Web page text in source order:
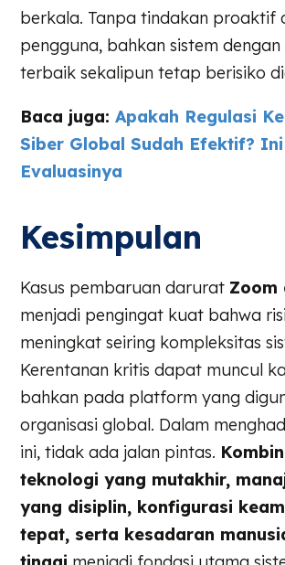
berkala. Tanpa tindakan proaktif
pengguna, bahkan sistem
terbaik sekalipun tetap berisiko
Baca juga:Apakah Regulasi
Siber Global Sudah Efektif? Ini
Evaluasinya
Kesimpulan
Kasus pembaruan darurat Zoom
menjadi pengingat kuat bahwa
meningkat seiring kompleksitas
Kerentanan kritis dapat muncul
bahkan pada platform yang
organisasi global. Dalam
ini, tidak ada jalan pintas.
teknologi yang mutakhir,
yang disiplin, konfigurasi
tepat, serta kesadaran